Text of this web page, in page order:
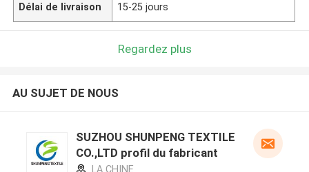
Délai de livraison 15-25 jours
Regardez plus
AU SUJET DE NOUS
SUZHOU SHUNPENG TEXTILE
CO.,LTD profil du fabricant
LA CHINE